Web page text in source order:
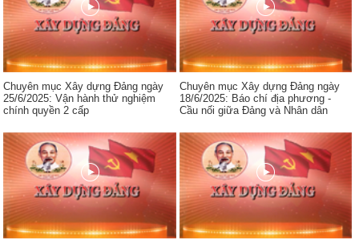
Chuyên mục Xây dựng Đảng ngày
25/6/2025: Vận hành thử nghiệm
chính quyền 2 cấp
Chuyên mục Xây dựng Đảng ngày
18/6/2025: Báo chí địa phương -
Cầu nối giữa Đảng và Nhân dân